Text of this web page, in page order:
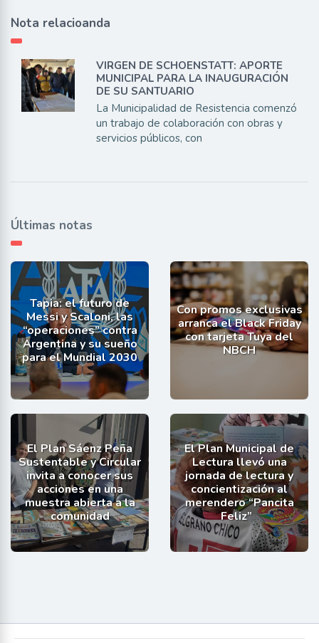
Nota relacioanda
VIRGEN DE SCHOENSTATT: APORTE
MUNICIPAL PARA LA INAUGURACIÓN
DE SU SANTUARIO
La Municipalidad de Resistencia comenzó
un trabajo de colaboración con obras y
servicios públicos, con
Últimas notas
Tapia: el futuro de
Messi y Scaloni, las
“operaciones” contra
Argentina y su sueño
para el Mundial 2030
Con promos exclusivas
arranca el Black Friday
con tarjeta Tuya del
NBCH
El Plan Sáenz Peña
Sustentable y Circular
invita a conocer sus
acciones en una
muestra abierta a la
comunidad
El Plan Municipal de
Lectura llevó una
jornada de lectura y
concientización al
merendero “Pancita
Feliz”